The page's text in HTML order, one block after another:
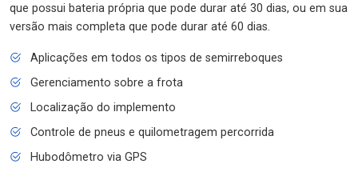
que possui bateria própria que pode durar até 30 dias, ou em sua
versão mais completa que pode durar até 60 dias.
Aplicações em todos os tipos de semirreboques
Gerenciamento sobre a frota
Localização do implemento
Controle de pneus e quilometragem percorrida
Hubodômetro via GPS